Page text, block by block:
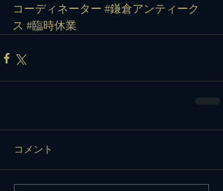
コーディネーター #鎌倉アンティーク
ス #臨時休業
コメント